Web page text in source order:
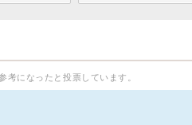
考になったと投票しています。